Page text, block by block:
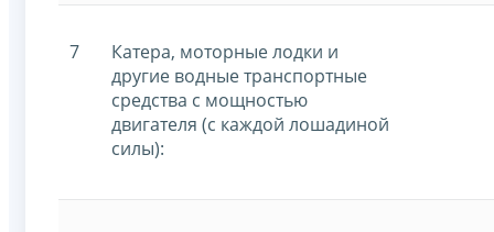
7
Катера, моторные лодки и
другие водные транспортные
средства с мощностью
двигателя (с каждой лошадиной
силы):